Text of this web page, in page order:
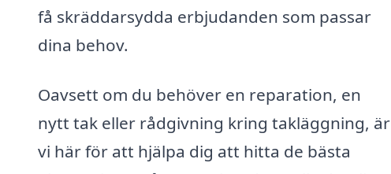
få skräddarsydda erbjudanden som passar
dina behov.
Oavsett om du behöver en reparation, en
nytt tak eller rådgivning kring takläggning, är
vi här för att hjälpa dig att hitta de bästa